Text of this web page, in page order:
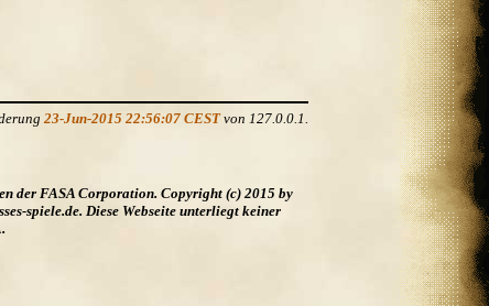
23-Jun-2015 22:56:07 CESTvon 127.0.0.1.
der FASA Corporation. Copyright (c) 2015 by
spiele.de. Diese Webseite unterliegt keiner